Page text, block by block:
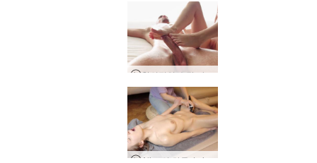
창의적인 수탉 마사지